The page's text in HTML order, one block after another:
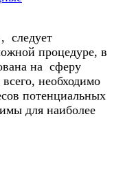
следует
процедуре, в
на сферу
необходимо
потенциальных
для наиболее